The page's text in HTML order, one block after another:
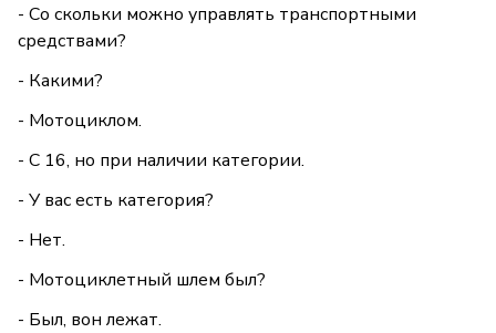
- Со скольки можно управлять транспортными
средствами?
- Какими?
- Мотоциклом.
- С 16, но при наличии категории.
- У вас есть категория?
- Нет.
- Мотоциклетный шлем был?
- Был, вон лежат.